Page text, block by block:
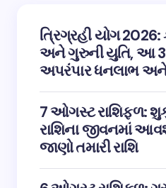
ત્રિગ્રહી યોગ 2026:
અને ગુરુની યુતિ, આ
અપરંપાર ધનલાભ અને
7 ઓગસ્ટ રાશિફળ:
રાશિના જીવનમાં
જાણો તમારી રાશિ